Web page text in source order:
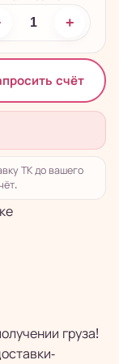
+
счёт
ТК до вашего
груза!